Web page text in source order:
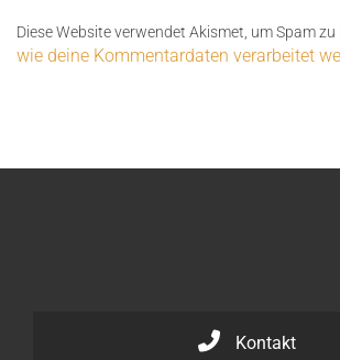
Diese Website verwendet Akismet, um Spam zu
wie deine Kommentardaten verarbeitet
Kontakt